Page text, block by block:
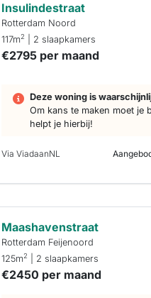
Insulindestraat
Rotterdam Noord
117m2 | 2 slaapkamers
€2795 per maand
Deze woning is
Om kans te maken moet je
helpt je hierbij!
Via ViadaanNL
Maashavenstraat
Rotterdam Feijenoord
125m2 | 2 slaapkamers
€2450 per maand